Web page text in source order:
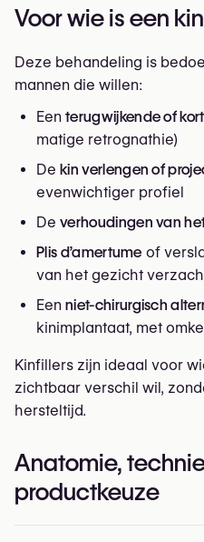
Voor wie is een
Deze behandeling is
mannen die willen:
Een terugwijkende of
matige retrognathie)
De kin verlengen of
evenwichtiger profiel
De verhoudingen van
Plis d’amertume of
van het gezicht
Een niet-chirurgisch
kinimplantaat, met
Kinfillers zijn ideaal voor
zichtbaar verschil wil,
hersteltijd.
Anatomie,
productkeuze